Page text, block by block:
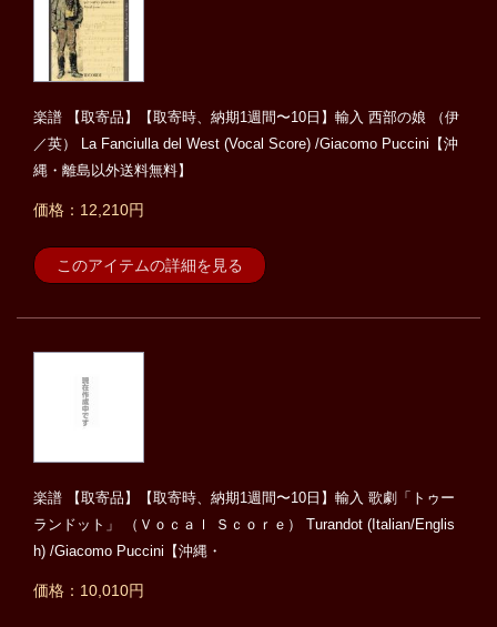
楽譜 【取寄品】【取寄時、納期1週間〜10日】輸入 西部の娘 （伊
／英） La Fanciulla del West (Vocal Score) /Giacomo Puccini【沖
縄・離島以外送料無料】
価格：12,210円
このアイテムの詳細を見る
楽譜 【取寄品】【取寄時、納期1週間〜10日】輸入 歌劇「トゥー
ランドット」 （Ｖｏｃａｌ Ｓｃｏｒｅ） Turandot (Italian/Englis
h) /Giacomo Puccini【沖縄・
価格：10,010円